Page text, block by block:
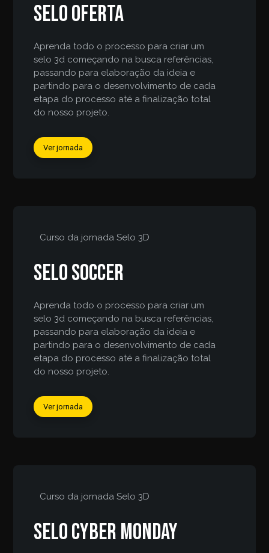
Selo Oferta
Aprenda todo o processo para criar um
selo 3d começando na busca referências,
passando para elaboração da ideia e
partindo para o desenvolvimento de cada
etapa do processo até a finalização total
do nosso projeto.
Ver jornada
Curso da jornada Selo 3D
Selo Soccer
Aprenda todo o processo para criar um
selo 3d começando na busca referências,
passando para elaboração da ideia e
partindo para o desenvolvimento de cada
etapa do processo até a finalização total
do nosso projeto.
Ver jornada
Curso da jornada Selo 3D
Selo Cyber Monday